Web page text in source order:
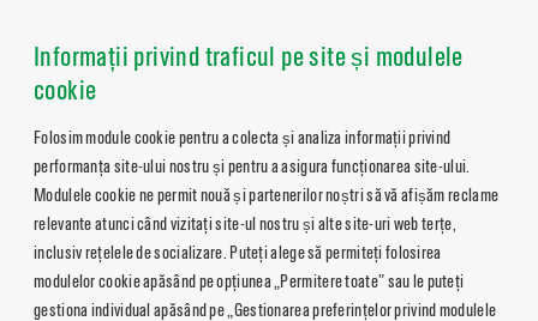
Informații privind traficul pe site și modulele
cookie
Folosim module cookie pentru a colecta și analiza informații privind
performanța site-ului nostru și pentru a asigura funcționarea site-ului.
Modulele cookie ne permit nouă și partenerilor noștri să vă afișăm reclame
relevante atunci când vizitați site-ul nostru și alte site-uri web terțe,
inclusiv rețelele de socializare. Puteți alege să permiteți folosirea
modulelor cookie apăsând pe opțiunea „Permitere toate” sau le puteți
gestiona individual apăsând pe „Gestionarea preferințelor privind modulele